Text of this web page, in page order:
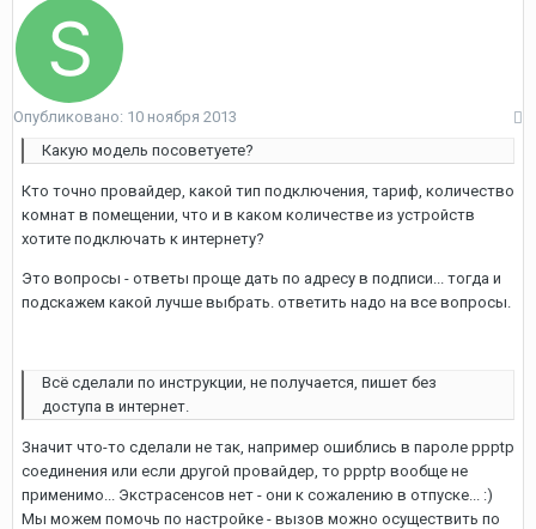
Опубликовано: 10 ноября 2013
Какую модель посоветуете?
Кто точно провайдер, какой тип подключения, тариф, количество
комнат в помещении, что и в каком количестве из устройств
хотите подключать к интернету?
Это вопросы - ответы проще дать по адресу в подписи... тогда и
подскажем какой лучше выбрать. ответить надо на все вопросы.
Всё сделали по инструкции, не получается, пишет без
доступа в интернет.
Значит что-то сделали не так, например ошиблись в пароле ppptp
соединения или если другой провайдер, то ppptp вообще не
применимо... Экстрасенсов нет - они к сожалению в отпуске... :)
Мы можем помочь по настройке - вызов можно осуществить по